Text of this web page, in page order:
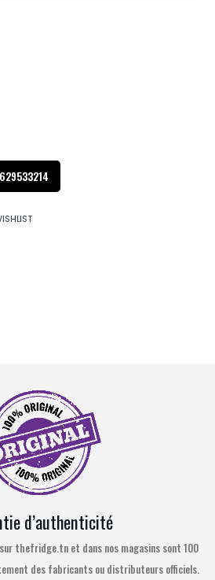
d’authenticité
thefridge.tn et dans nos magasins sont 100
des fabricants ou distributeurs officiels.